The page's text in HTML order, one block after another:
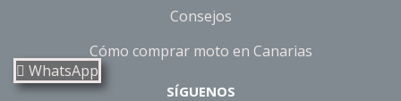
Consejos
Cómo comprar moto en Canarias
WhatsApp
SÍGUENOS